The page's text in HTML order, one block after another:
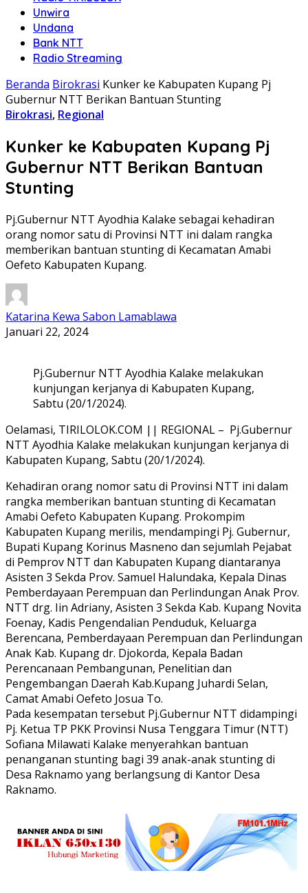
Unwira
Undana
Bank NTT
Radio Streaming
Beranda Birokrasi Kunker ke Kabupaten Kupang Pj
Gubernur NTT Berikan Bantuan Stunting
Birokrasi, Regional
Kunker ke Kabupaten Kupang Pj
Gubernur NTT Berikan Bantuan
Stunting
Pj.Gubernur NTT Ayodhia Kalake sebagai kehadiran
orang nomor satu di Provinsi NTT ini dalam rangka
memberikan bantuan stunting di Kecamatan Amabi
Oefeto Kabupaten Kupang.
Katarina Kewa Sabon Lamablawa
Januari 22, 2024
Pj.Gubernur NTT Ayodhia Kalake melakukan
kunjungan kerjanya di Kabupaten Kupang,
Sabtu (20/1/2024).
Oelamasi, TIRILOLOK.COM || REGIONAL – Pj.Gubernur
NTT Ayodhia Kalake melakukan kunjungan kerjanya di
Kabupaten Kupang, Sabtu (20/1/2024).
Kehadiran orang nomor satu di Provinsi NTT ini dalam
rangka memberikan bantuan stunting di Kecamatan
Amabi Oefeto Kabupaten Kupang. Prokompim
Kabupaten Kupang merilis, mendampingi Pj. Gubernur,
Bupati Kupang Korinus Masneno dan sejumlah Pejabat
di Pemprov NTT dan Kabupaten Kupang diantaranya
Asisten 3 Sekda Prov. Samuel Halundaka, Kepala Dinas
Pemberdayaan Perempuan dan Perlindungan Anak Prov.
NTT drg. Iin Adriany, Asisten 3 Sekda Kab. Kupang Novita
Foenay, Kadis Pengendalian Penduduk, Keluarga
Berencana, Pemberdayaan Perempuan dan Perlindungan
Anak Kab. Kupang dr. Djokorda, Kepala Badan
Perencanaan Pembangunan, Penelitian dan
Pengembangan Daerah Kab.Kupang Juhardi Selan,
Camat Amabi Oefeto Josua To.
Pada kesempatan tersebut Pj.Gubernur NTT didampingi
Pj. Ketua TP PKK Provinsi Nusa Tenggara Timur (NTT)
Sofiana Milawati Kalake menyerahkan bantuan
penanganan stunting bagi 39 anak-anak stunting di
Desa Raknamo yang berlangsung di Kantor Desa
Raknamo.